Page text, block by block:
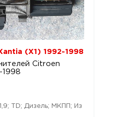
(X1) 1992-1998
Citroen
1998
TD; Дизель; МКПП; Из